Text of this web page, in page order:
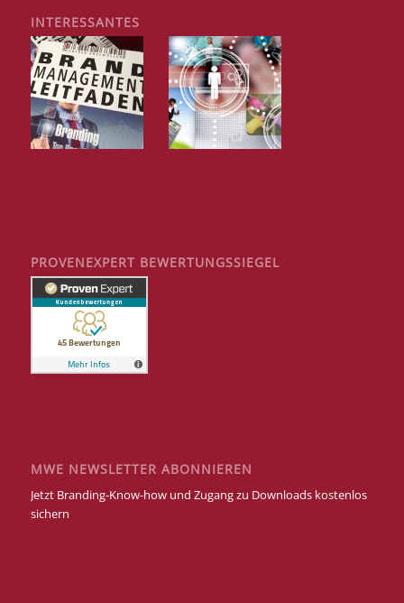
INTERESSANTES
PROVENEXPERT BEWERTUNGSSIEGEL
MWE NEWSLETTER ABONNIEREN
Jetzt Branding-Know-how und Zugang zu Downloads kostenlos
sichern